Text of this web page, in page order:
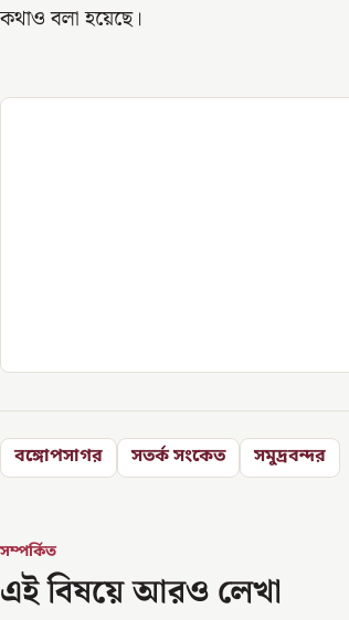
কথাও বলা হয়েছে।
বঙ্গোপসাগর সতর্ক সংকেত সমুদ্রবন্দর
সম্পর্কিত
এই বিষয়ে আরও লেখা